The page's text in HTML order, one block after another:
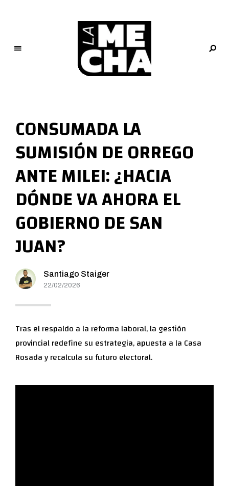
M
e
c
h
a
PERIODISMO DIGITAL
CONSUMADA LA
SUMISIÓN DE ORREGO
ANTE MILEI: ¿HACIA
DÓNDE VA AHORA EL
GOBIERNO DE SAN
JUAN?
Santiago Staiger
22/02/2026
Tras el respaldo a la reforma laboral, la gestión
provincial redefine su estrategia, apuesta a la Casa
Rosada y recalcula su futuro electoral.